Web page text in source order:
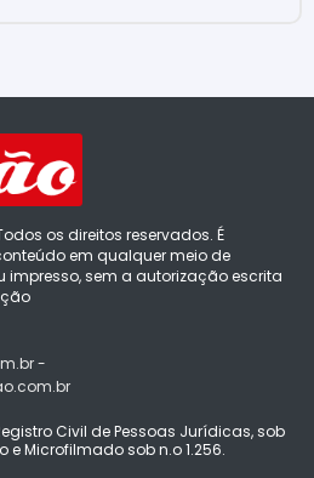
os direitos reservados. É
em qualquer meio de
impresso, sem a autorização escrita
-
Civil de Pessoas Jurídicas, sob
e Microfilmado sob n.o 1.256.